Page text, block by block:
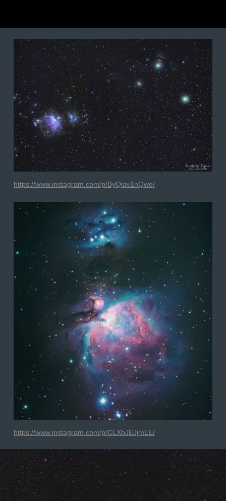
https://www.instagram.com/p/ByQlav1nQwe/
https://www.instagram.com/p/CLXbJEJjmLE/